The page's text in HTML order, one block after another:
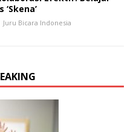
Juru Bicara Indonesia